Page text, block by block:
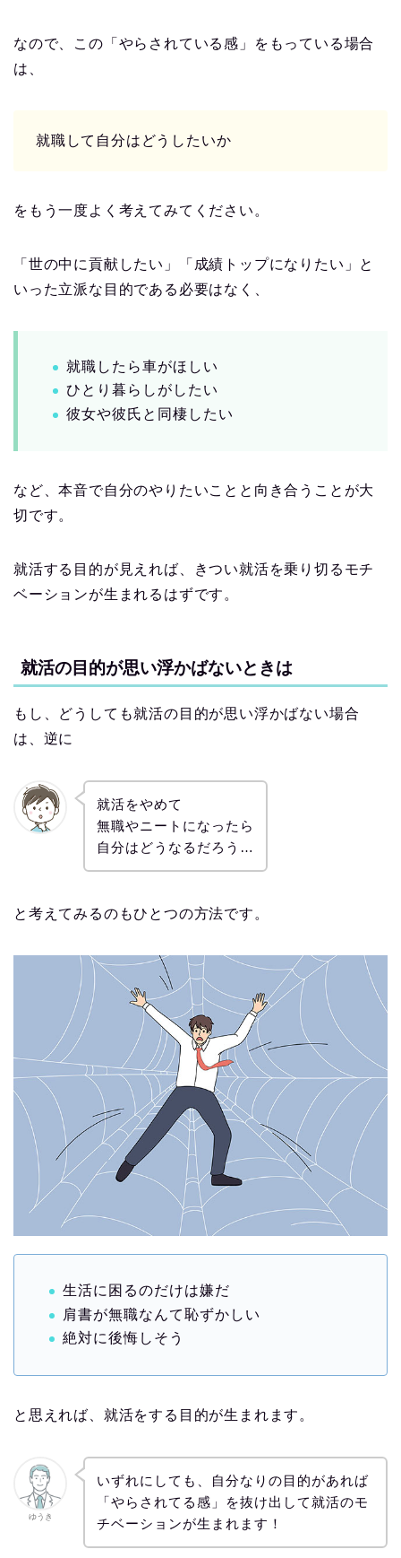
なので、この「やらされている感」をもっている場合
は、
就職して自分はどうしたいか
をもう一度よく考えてみてください。
「世の中に貢献したい」「成績トップになりたい」と
いった立派な目的である必要はなく、
就職したら車がほしい
ひとり暮らしがしたい
彼女や彼氏と同棲したい
など、本音で自分のやりたいことと向き合うことが大
切です。
就活する目的が見えれば、きつい就活を乗り切るモチ
ベーションが生まれるはずです。
就活の目的が思い浮かばないときは
もし、どうしても就活の目的が思い浮かばない場合
は、逆に
就活をやめて
無職やニートになったら
自分はどうなるだろう…
と考えてみるのもひとつの方法です。
生活に困るのだけは嫌だ
肩書が無職なんて恥ずかしい
絶対に後悔しそう
と思えれば、就活をする目的が生まれます。
ゆうき
いずれにしても、自分なりの目的があれば
「やらされてる感」を抜け出して就活のモ
チベーションが生まれます！